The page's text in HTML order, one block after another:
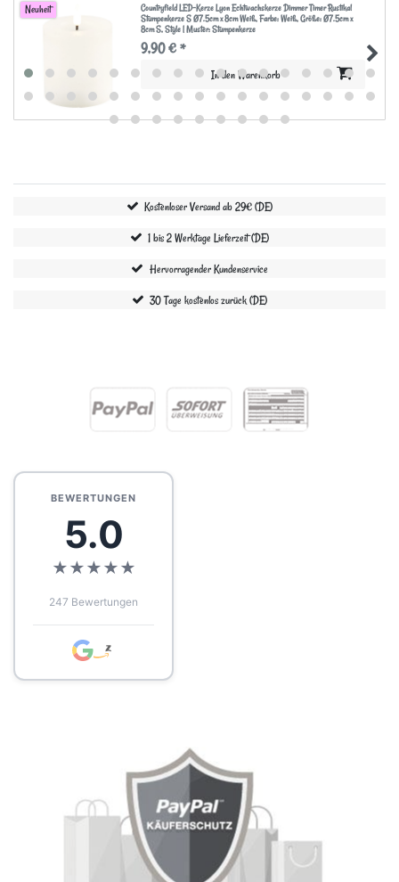
Neuheit
Countryfield LED-Kerze Lyon Echtwachskerze Dimmer Timer Rustikal
Stumpenkerze S Ø7.5cm x 8cm Weiß, Farbe: Weiß, Größe: Ø7.5cm x
8cm S, Style | Muster: Stumpenkerze
9,90 € *
In den Warenkorb
Kostenloser Versand ab 29€ (DE)
1 bis 2 Werktage Lieferzeit (DE)
Hervorragender Kundenservice
30 Tage kostenlos zurück (DE)
BEWERTUNGEN
5.0
★★★★★
247 Bewertungen